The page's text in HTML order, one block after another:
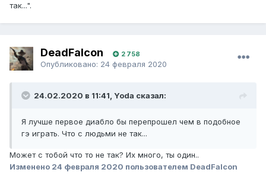
так...".
DeadFalcon 2 758
Опубликовано: 24 февраля 2020
24.02.2020 в 11:41, Yoda сказал:
Я лучше первое диабло бы перепрошел чем в подобное
гэ играть. Что с людьми не так...
Может с тобой что то не так? Их много, ты один..
Изменено 24 февраля 2020 пользователем DeadFalcon